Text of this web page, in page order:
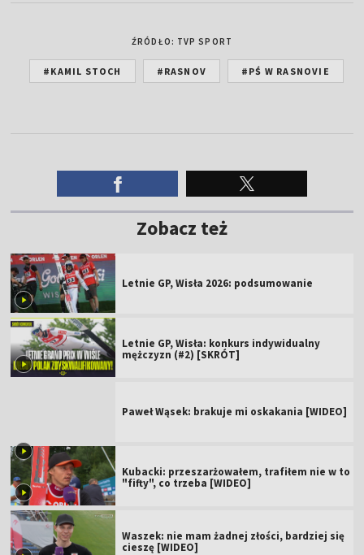
ŹRÓDŁO: TVP SPORT
#KAMIL STOCH #RASNOV #PŚ W RASNOVIE
Zobacz też
Letnie GP, Wisła 2026: podsumowanie
Letnie GP, Wisła: konkurs indywidualny
mężczyzn (#2) [SKRÓT]
Paweł Wąsek: brakuje mi oskakania [WIDEO]
Kubacki: przeszarżowałem, trafiłem nie w to
"fifty", co trzeba [WIDEO]
Waszek: nie mam żadnej złości, bardziej się
cieszę [WIDEO]